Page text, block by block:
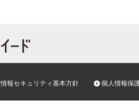
情報セキュリティ基本方針 個人情報保